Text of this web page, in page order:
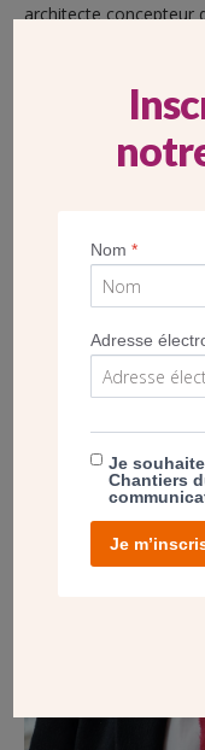
architecte concepteur
CHRIST »
Nom*
Adresse
Je
Chantiers
Je